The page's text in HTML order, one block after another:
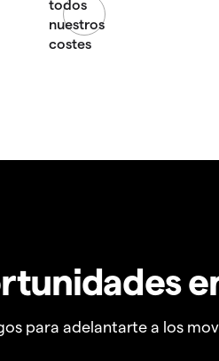
para adelantarte a los